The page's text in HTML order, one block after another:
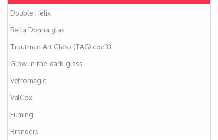
Double Helix
Bella Donna glas
Trautman Art Glass (TAG) coe33
Glow-in-the-dark-glass
Vetromagic
ValCox
Fuming
Branders